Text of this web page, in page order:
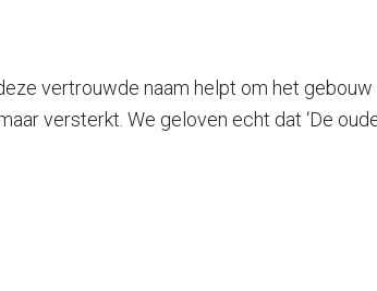
vertrouwde naam helpt om het
versterkt. We geloven echt dat ‘De